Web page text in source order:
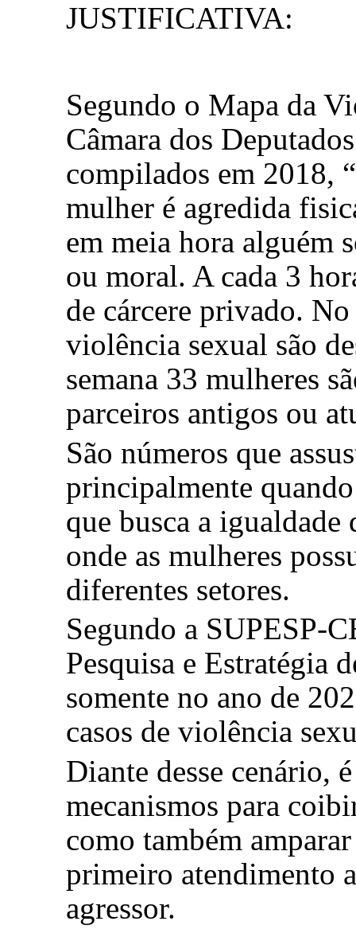
JUSTIFICATIVA:
Segundo o Mapa da
Câmara dos
compilados em 2018,
mulher é agredida
em meia hora alguém
ou moral. A cada 3
de cárcere privado.
violência sexual são
semana 33 mulheres
parceiros antigos ou
São números que
principalmente
que busca a igualdade
onde as mulheres
diferentes setores.
Segundo a SUPESP-
Pesquisa e Estratégia
somente no ano de
casos de violência
Diante desse cenário,
mecanismos para
como também
primeiro atendimento
agressor.